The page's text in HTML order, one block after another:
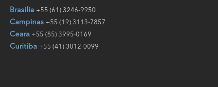
Brasilia +55 (61) 3246-9950
Campinas +55 (19) 3113-7857
Ceara +55 (85) 3995-0169
Curitiba +55 (41) 3012-0099